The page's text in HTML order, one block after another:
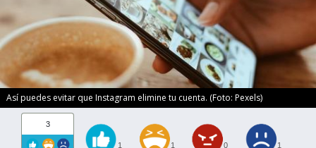
Así puedes evitar que Instagram elimine tu cuenta. (Foto: Pexels)
3
1 1 0 1